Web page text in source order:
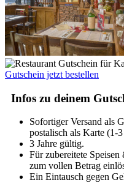
Gutschein jetzt bestellen
Infos zu deinem
Sofortiger Versand als
postalisch als Karte (1-
3 Jahre gültig.
Für zubereitete
zum vollen Betrag
Ein Eintausch gegen